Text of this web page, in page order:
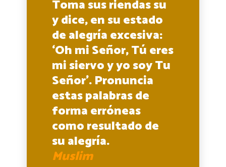
Toma sus riendas su
y dice, en su estado
de alegría excesiva:
‘Oh mi Señor, Tú eres
mi siervo y yo soy Tu
Señor’. Pronuncia
estas palabras de
forma erróneas
como resultado de
su alegría.
Muslim